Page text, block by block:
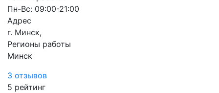
Пн-Вс: 09:00-21:00
Адрес
г. Минск,
Регионы работы
Минск
3 отзывов
5 рейтинг